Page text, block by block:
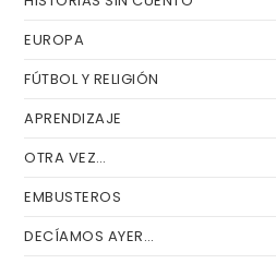
EUROPA
FÚTBOL Y RELIGIÓN
APRENDIZAJE
OTRA VEZ…
EMBUSTEROS
DECÍAMOS AYER…